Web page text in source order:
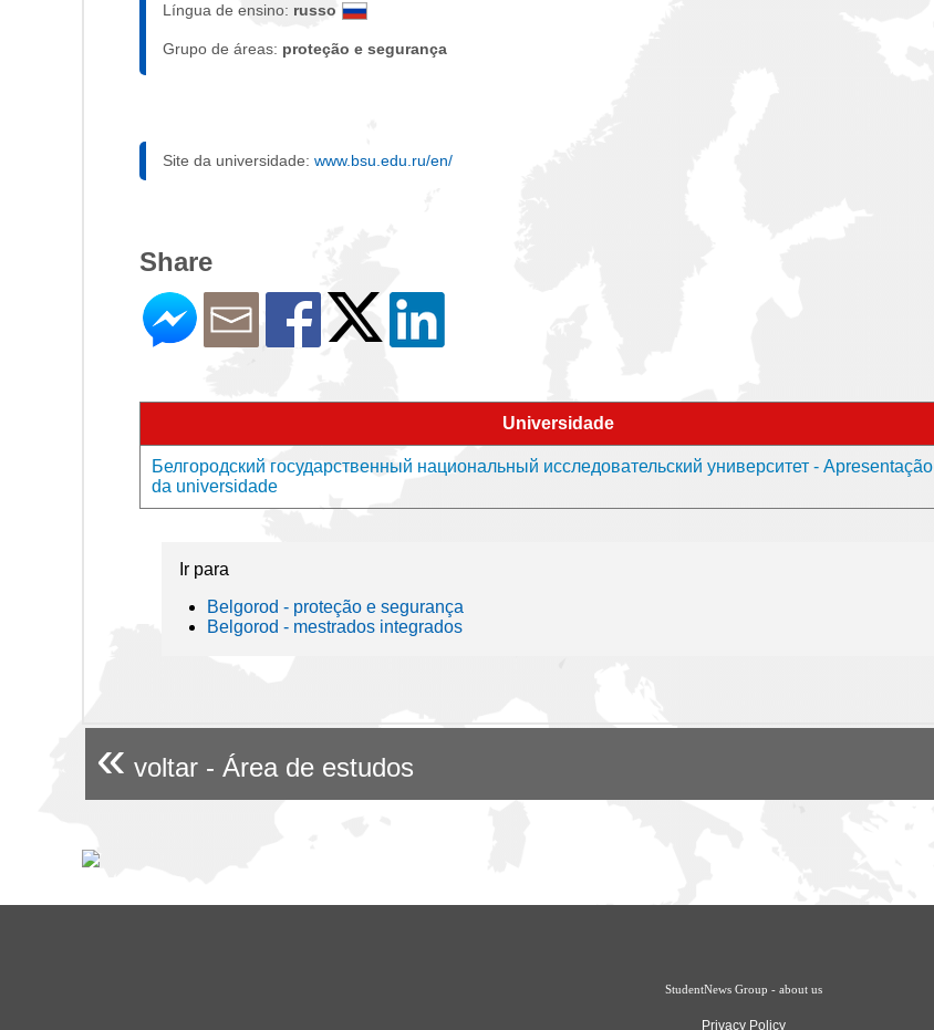
Língua de ensino: russo
Grupo de áreas: proteção e segurança
Site da universidade: www.bsu.edu.ru/en/
Share
Universidade
Белгородский государственный национальный исследовательский университет - Apresentação
da universidade
Ir para
Belgorod - proteção e segurança
Belgorod - mestrados integrados
« voltar - Área de estudos
StudentNews Group - about us
Privacy Policy